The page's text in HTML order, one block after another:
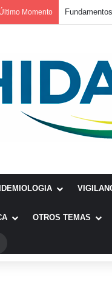
Momento
OTROS TEMAS